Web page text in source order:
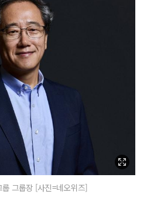
그룹장 [사진=네오위즈]